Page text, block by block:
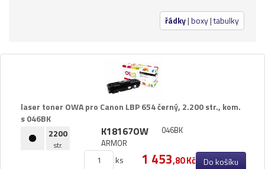
Náplně
pro jehličkové tiskárny
pro kopírovací stroje
Ostatní
řádky|boxy|tabulky
laser toner OWA pro Canon LBP 654 černý,​ 2.​200 str.​,​ kom.​
s 046BK
2200
str.
K18167OW
ARMOR
046BK
ks 1 453,80 Kč Do košíku